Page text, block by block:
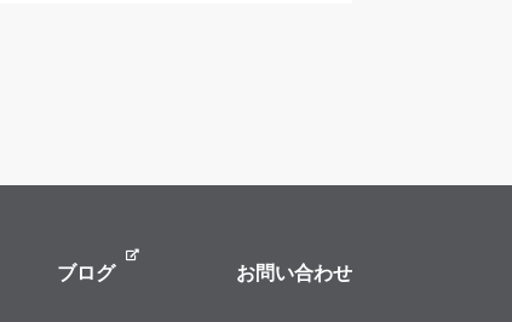
ブログ お問い合わせ